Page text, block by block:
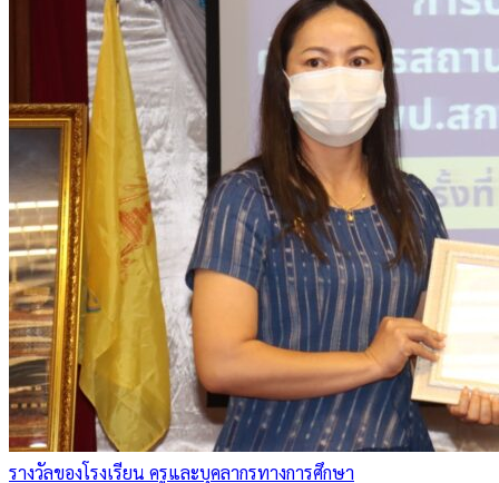
รางวัลของโรงเรียน ครูและบุคลากรทางการศึกษา